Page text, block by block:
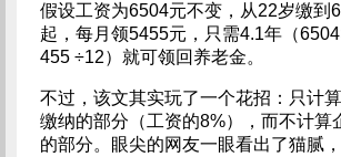
假设工资为6504元不变，从22岁缴到
起，每月领5455元，只需4.1年（
455 ÷12）就可领回养老金。
不过，该文其实玩了一个花招：只计
缴纳的部分（工资的8%），而不计算
的部分。眼尖的网友一眼看出了猫腻